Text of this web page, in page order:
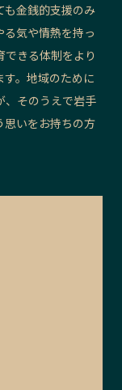
も金銭的支援のみ
気や情熱を持っ
きる体制をより
。地域のために
、そのうえで岩手
思いをお持ちの方